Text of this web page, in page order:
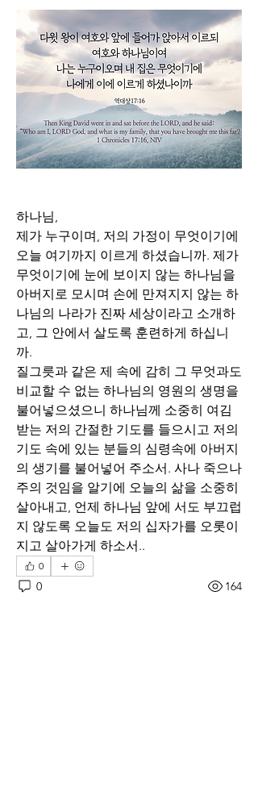
하나님,
제가 누구이며, 저의 가정이 무엇이기에
오늘 여기까지 이르게 하셨습니까. 제가
무엇이기에 눈에 보이지 않는 하나님을
아버지로 모시며 손에 만져지지 않는 하
나님의 나라가 진짜 세상이라고 소개하
고, 그 안에서 살도록 훈련하게 하십니
까.
질그릇과 같은 제 속에 감히 그 무엇과도
비교할 수 없는 하나님의 영원의 생명을
불어넣으셨으니 하나님께 소중히 여김
받는 저의 간절한 기도를 들으시고 저의
기도 속에 있는 분들의 심령속에 아버지
의 생기를 불어넣어 주소서. 사나 죽으나
주의 것임을 알기에 오늘의 삶을 소중히
살아내고, 언제 하나님 앞에 서도 부끄럽
지 않도록 오늘도 저의 십자가를 오롯이
지고 살아가게 하소서..
0
0 164